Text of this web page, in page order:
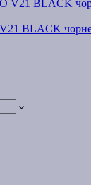
BLACK